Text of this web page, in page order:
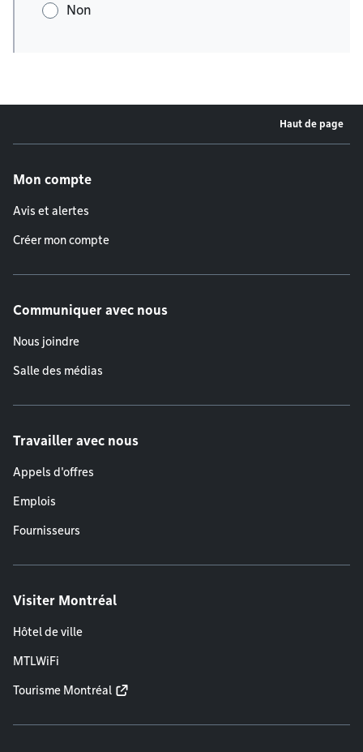
Non
Haut de page
Mon compte
Avis et alertes
Créer mon compte
Communiquer avec nous
Nous joindre
Salle des médias
Travailler avec nous
Appels d'offres
Emplois
Fournisseurs
Visiter Montréal
Hôtel de ville
MTLWiFi
Tourisme Montréal